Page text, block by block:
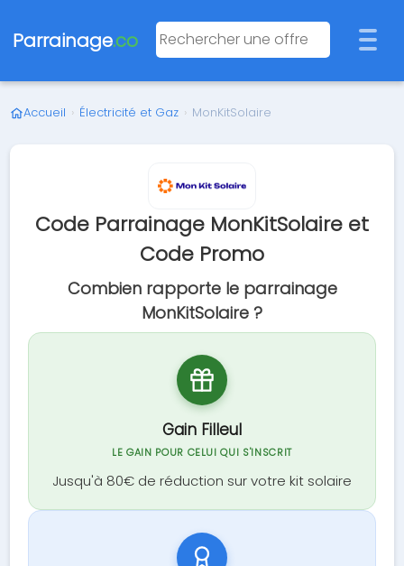
Parrainage.co
Accueil › Électricité et Gaz › MonKitSolaire
Code Parrainage MonKitSolaire et
Code Promo
Combien rapporte le parrainage
MonKitSolaire ?
Gain Filleul
LE GAIN POUR CELUI QUI S'INSCRIT
Jusqu'à 80€ de réduction sur votre kit solaire